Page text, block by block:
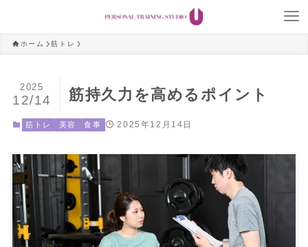
ホーム 筋トレ
筋持久力を高めるポイント
2025
12/14
筋トレ 美容 食事 2025年12月14日